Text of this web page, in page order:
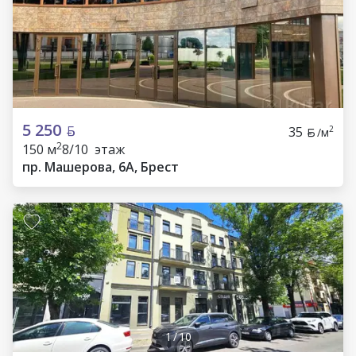
5 250 35 /м2
150 м28/10 этаж
пр. Машерова, 6А, Брест
1/10